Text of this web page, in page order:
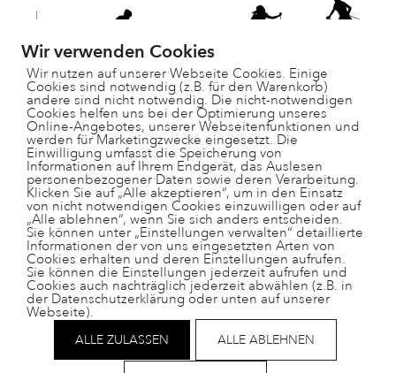
Paradisgärtli 9, 7130 Ilanz
081 925 28 29
schulleitung@ts-surselva.ch
Impressum
Datenschutz
Helpdesk
Wir verwenden Cookies
Wir nutzen auf unserer Webseite Cookies. Einige
Cookies sind notwendig (z.B. für den Warenkorb)
andere sind nicht notwendig. Die nicht-notwendigen
Cookies helfen uns bei der Optimierung unseres
Online-Angebotes, unserer Webseitenfunktionen und
werden für Marketingzwecke eingesetzt. Die
Einwilligung umfasst die Speicherung von
Informationen auf Ihrem Endgerät, das Auslesen
personenbezogener Daten sowie deren Verarbeitung.
Klicken Sie auf „Alle akzeptieren“, um in den Einsatz
von nicht notwendigen Cookies einzuwilligen oder auf
„Alle ablehnen“, wenn Sie sich anders entscheiden.
Sie können unter „Einstellungen verwalten“ detaillierte
Informationen der von uns eingesetzten Arten von
Cookies erhalten und deren Einstellungen aufrufen.
Sie können die Einstellungen jederzeit aufrufen und
Cookies auch nachträglich jederzeit abwählen (z.B. in
der Datenschutzerklärung oder unten auf unserer
Webseite).
ALLE ZULASSEN ALLE ABLEHNEN